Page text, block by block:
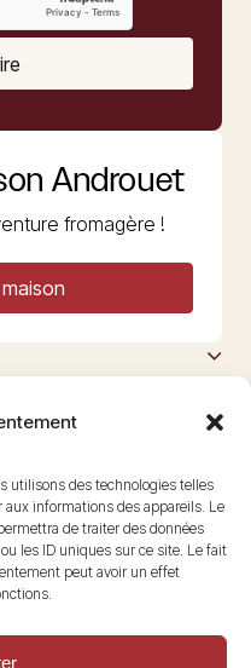
utilisons des technologies telles
aux informations des appareils. Le
de traiter des données
les ID uniques sur ce site. Le fait
peut avoir un effet
Androuet
fromagère !
Androuet
Grade